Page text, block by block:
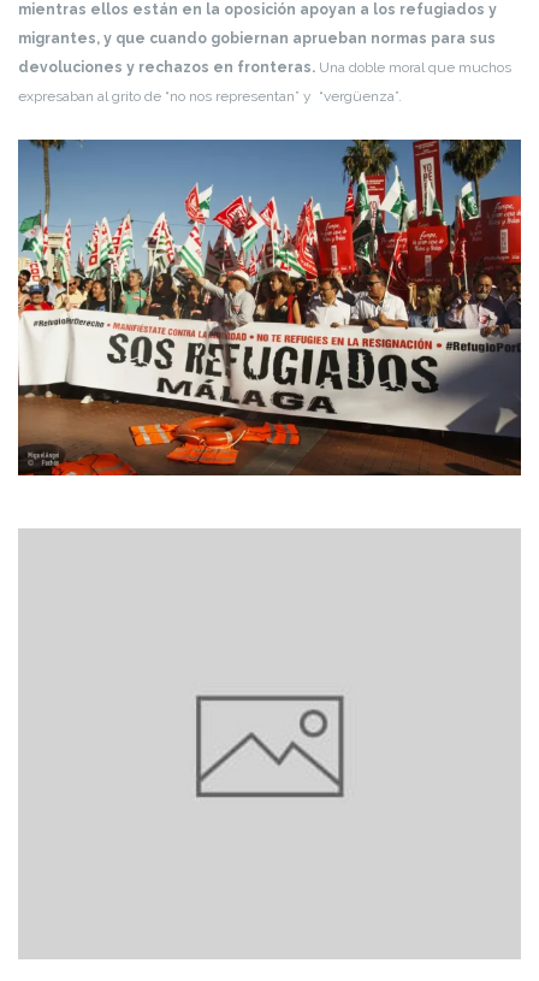
mientras ellos están en la oposición apoyan a los refugiados y
migrantes, y que cuando gobiernan aprueban normas para sus
devoluciones y rechazos en fronteras. Una doble moral que muchos
expresaban al grito de “no nos representan” y “vergüenza”.